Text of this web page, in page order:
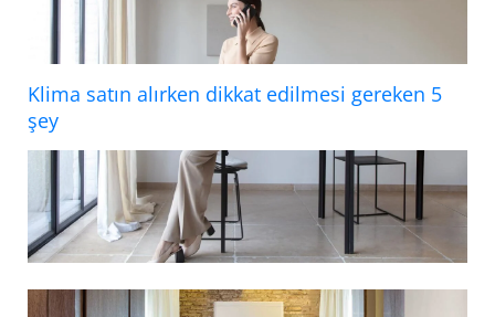
Klima satın alırken dikkat edilmesi gereken 5
şey